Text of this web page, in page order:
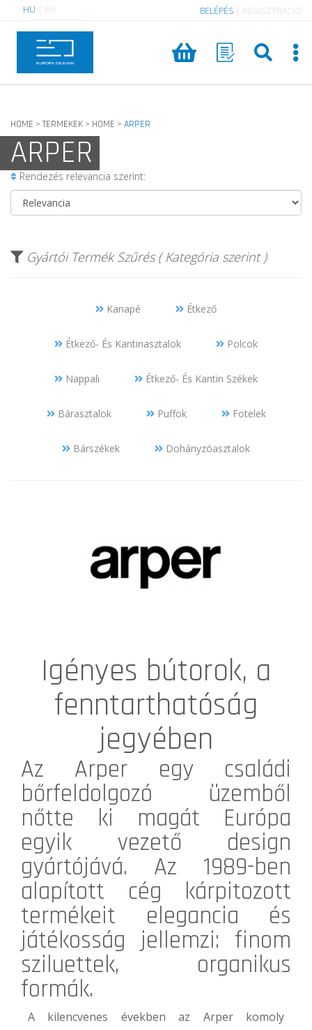
HU EN BELÉPÉS REGISZTRÁCIÓ
HOME > TERMEKEK > HOME > ARPER
ARPER
Rendezés relevancia szerint:
Gyártói Termék Szűrés ( Kategória szerint )
Kanapé Étkező
Étkező- És Kantinasztalok Polcok
Nappali Étkező- És Kantin Székek
Bárasztalok Puffok Fotelek
Bárszékek Dohányzóasztalok
Igényes bútorok, a
fenntarthatóság
jegyében
Az Arper egy családi
bőrfeldolgozó üzemből
nőtte ki magát Európa
egyik vezető design
gyártójává. Az 1989-ben
alapított cég kárpitozott
termékeit elegancia és
játékosság jellemzi: finom
sziluettek, organikus
formák.
A kilencvenes években az Arper komoly